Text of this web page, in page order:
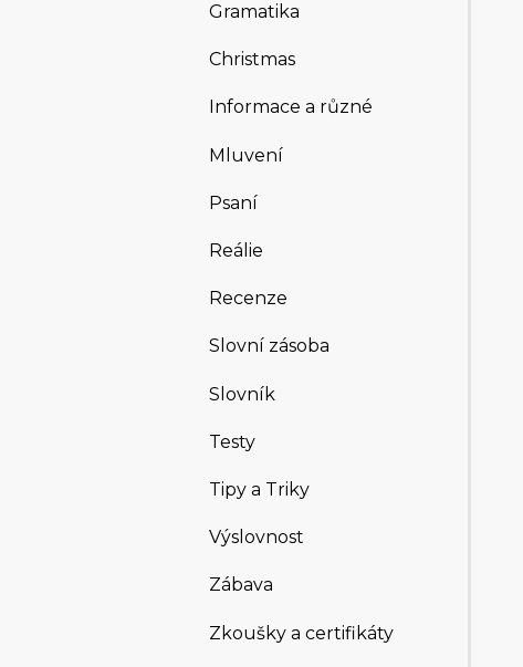
Gramatika
Christmas
Informace a různé
Mluvení
Psaní
Reálie
Recenze
Slovní zásoba
Slovník
Testy
Tipy a Triky
Výslovnost
Zábava
Zkoušky a certifikáty